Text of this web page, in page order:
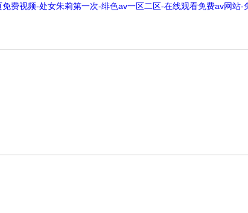
费视频-处女朱莉第一次-绯色av一区二区-在线观看免费av网